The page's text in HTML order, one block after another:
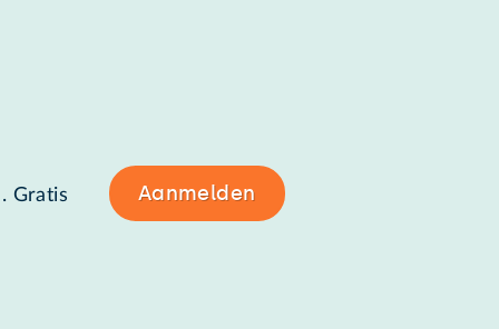
Gratis Aanmelden